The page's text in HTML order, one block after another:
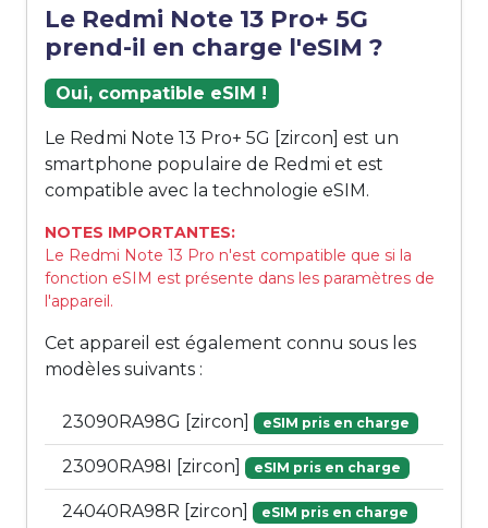
Le Redmi Note 13 Pro+ 5G
prend-il en charge l'eSIM ?
Oui, compatible eSIM !
Le Redmi Note 13 Pro+ 5G [zircon] est un
smartphone populaire de Redmi et est
compatible avec la technologie eSIM.
NOTES IMPORTANTES:
Le Redmi Note 13 Pro n'est compatible que si la
fonction eSIM est présente dans les paramètres de
l'appareil.
Cet appareil est également connu sous les
modèles suivants :
23090RA98G [zircon] eSIM pris en charge
23090RA98I [zircon] eSIM pris en charge
24040RA98R [zircon] eSIM pris en charge